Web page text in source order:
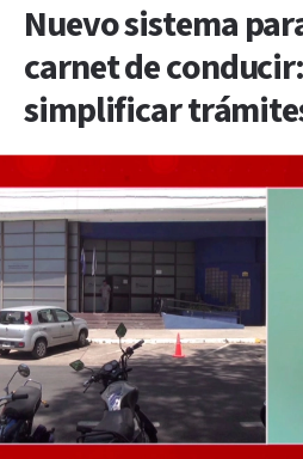
Nuevo sistema
carnet de
simplificar